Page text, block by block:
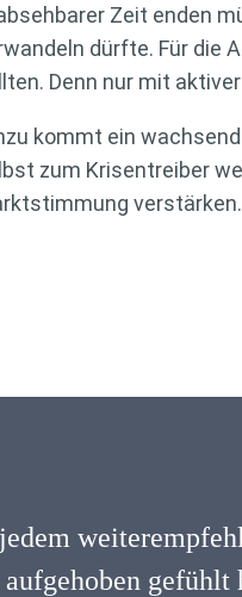
Zeit enden
dürfte. Für die
Denn nur mit
kommt ein
zum Krisentreiber
verstärken.
gefühlt